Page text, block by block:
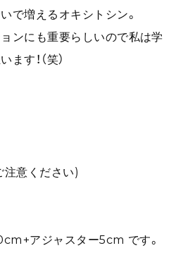
で増えるオキシトシン。
ンにも重要らしいので私は学
す！（笑）
注意ください)
アジャスター5cm です。